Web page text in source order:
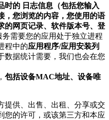
时的 日志信息（包括您输入
，您浏览的内容，您使用的语
的网页记录、软件版本号、登
务需要您的应用处于独立进程
程中的应用程序/应用安装列
数据统计需要，我们也会在您
包括设备MAC地址、设备唯
提供、出售、出租、分享或交
您的许可，或该第三方和本应